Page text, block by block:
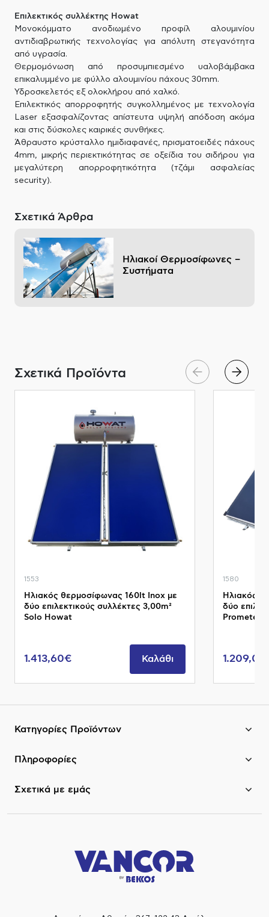
Επιλεκτικός συλλέκτης Howat
Μονοκόμματο ανοδιωμένο προφίλ αλουμινίου
αντιδιαβρωτικής τεχνολογίας για απόλυτη στεγανότητα
από υγρασία.
Θερμομόνωση από προσυμπιεσμένο υαλοβάμβακα
επικαλυμμένο με φύλλο αλουμινίου πάχους 30mm.
Υδροσκελετός εξ ολοκλήρου από χαλκό.
Επιλεκτικός απορροφητής συγκολλημένος με τεχνολογία
Laser εξασφαλίζοντας απίστευτα υψηλή απόδοση ακόμα
και στις δύσκολες καιρικές συνθήκες.
Άθραυστο κρύσταλλο ημιδιαφανές, πρισματοειδές πάχους
4mm, μικρής περιεκτικότητας σε οξείδια του σιδήρου για
μεγαλύτερη απορροφητικότητα (τζάμι ασφαλείας
security).
Σχετικά Άρθρα
Ηλιακοί Θερμοσίφωνες –
Συστήματα
Σχετικά Προϊόντα
1553
Ηλιακός θερμοσίφωνας 160lt Inox με
δύο επιλεκτικούς συλλέκτες 3,00m²
Solo Howat
1.413,60€ Καλάθι
1580
Ηλιακός
δύο
Prometeus
Κατηγορίες Προϊόντων
Πληροφορίες
Σχετικά με εμάς